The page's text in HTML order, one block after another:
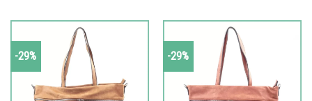
-29% -29%